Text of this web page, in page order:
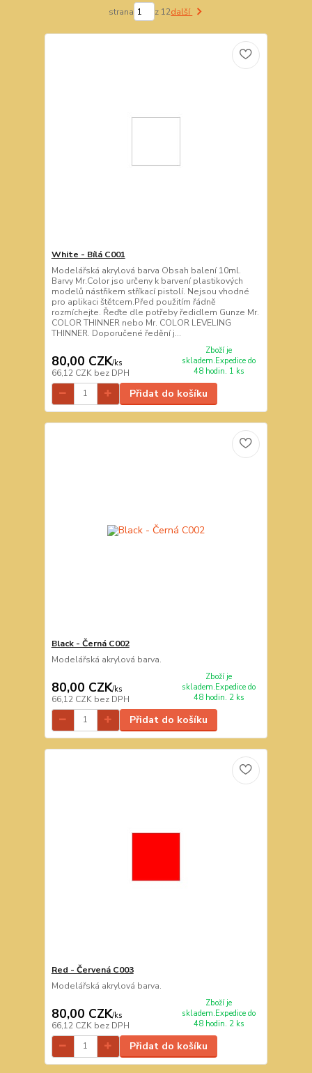
strana z 12další
White - Bílá C001
Modelářská akrylová barva Obsah balení 10ml.
Barvy Mr.Color jso určeny k barvení plastikových
modelů nástřikem stříkací pistolí. Nejsou vhodné
pro aplikaci štětcem.Před použitím řádně
rozmíchejte. Řeďte dle potřeby ředidlem Gunze Mr.
COLOR THINNER nebo Mr. COLOR LEVELING
THINNER. Doporučené ředění j...
80,00 CZK/ks
66,12 CZK bez DPH
Zboží je
skladem.Expedice do
48 hodin. 1 ks
Přidat do košíku
Black - Černá C002
Modelářská akrylová barva.
80,00 CZK/ks
66,12 CZK bez DPH
Zboží je
skladem.Expedice do
48 hodin. 2 ks
Přidat do košíku
Red - Červená C003
Modelářská akrylová barva.
80,00 CZK/ks
66,12 CZK bez DPH
Zboží je
skladem.Expedice do
48 hodin. 2 ks
Přidat do košíku